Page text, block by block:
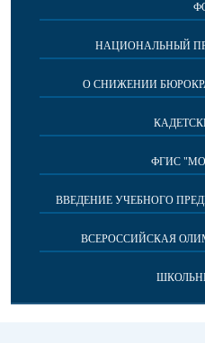
НАЦИОНАЛЬНЫЙ
О СНИЖЕНИИ
ФГИС
ВВЕДЕНИЕ УЧЕБНОГО
ВСЕРОССИЙСКАЯ